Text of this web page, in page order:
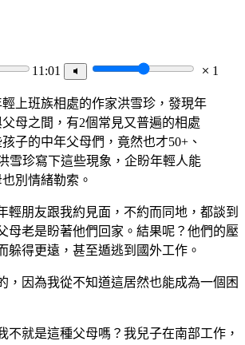
11:01 1
上班族相處的作家洪雪珍，發現年
母之間，有2個常見又普遍的相處
子的中年父母們，竟然也才50+、
雪珍寫下這些現象，企盼年輕人能
別情緒勒索。
輕朋友跟我約見面，不約而同地，都談到
母老是盼著他們回家。結果呢？他們的壓
躲得更遠，甚至遁逃到國外工作。
，因為我從不知道這居然也能成為一個困
不就是這種父母嗎？我兒子在南部工作，